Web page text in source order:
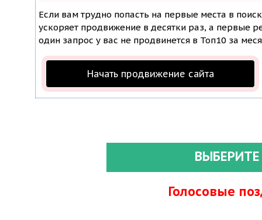
Если вам трудно попасть на первые места в
ускоряет продвижение в десятки раз, а первые
один запрос у вас не продвинется в Топ10 за
Начать продвижение сайта
Голосовые